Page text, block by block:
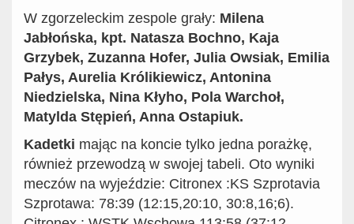
W zgorzeleckim zespole grały: Milena
Jabłońska, kpt. Natasza Bochno, Kaja
Grzybek, Zuzanna Hofer, Julia Owsiak, Emilia
Pałys, Aurelia Królikiewicz, Antonina
Niedzielska, Nina Kłyho, Pola Warchoł,
Matylda Stępień, Anna Ostapiuk.
Kadetki mając na koncie tylko jedna porażkę,
również przewodzą w swojej tabeli. Oto wyniki
meczów na wyjeździe: Citronex :KS Szprotavia
Szprotawa: 78:39 (12:15,20:10, 30:8,16;6).